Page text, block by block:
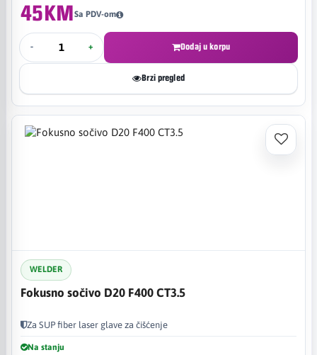
45KMSa PDV-om
- + Dodaj u korpu
Brzi pregled
WELDER
Fokusno sočivo D20 F400 CT3.5
Za SUP fiber laser glave za čišćenje
Na stanju